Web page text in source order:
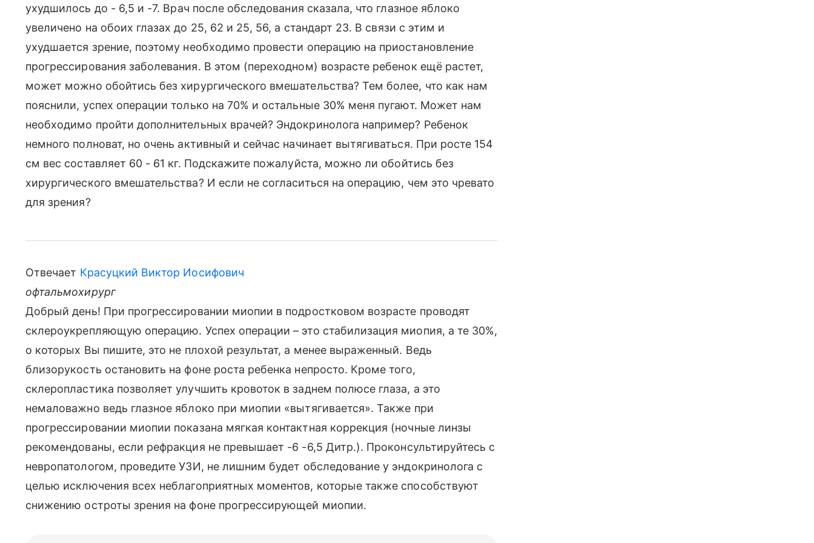
ухудшилось до - 6,5 и -7. Врач после обследования сказала, что глазное яблоко
увеличено на обоих глазах до 25, 62 и 25, 56, а стандарт 23. В связи с этим и
ухудшается зрение, поэтому необходимо провести операцию на приостановление
прогрессирования заболевания. В этом (переходном) возрасте ребенок ещё растет,
может можно обойтись без хирургического вмешательства? Тем более, что как нам
пояснили, успех операции только на 70% и остальные 30% меня пугают. Может нам
необходимо пройти дополнительных врачей? Эндокринолога например? Ребенок
немного полноват, но очень активный и сейчас начинает вытягиваться. При росте 154
см вес составляет 60 - 61 кг. Подскажите пожалуйста, можно ли обойтись без
хирургического вмешательства? И если не согласиться на операцию, чем это чревато
для зрения?
Отвечает Красуцкий Виктор Иосифович
офтальмохирург
Добрый день! При прогрессировании миопии в подростковом возрасте проводят
склероукрепляющую операцию. Успех операции – это стабилизация миопия, а те 30%,
о которых Вы пишите, это не плохой результат, а менее выраженный. Ведь
близорукость остановить на фоне роста ребенка непросто. Кроме того,
склеропластика позволяет улучшить кровоток в заднем полюсе глаза, а это
немаловажно ведь глазное яблоко при миопии «вытягивается». Также при
прогрессировании миопии показана мягкая контактная коррекция (ночные линзы
рекомендованы, если рефракция не превышает -6 -6,5 Дитр.). Проконсультируйтесь с
невропатологом, проведите УЗИ, не лишним будет обследование у эндокринолога с
целью исключения всех неблагоприятных моментов, которые также способствуют
снижению остроты зрения на фоне прогрессирующей миопии.